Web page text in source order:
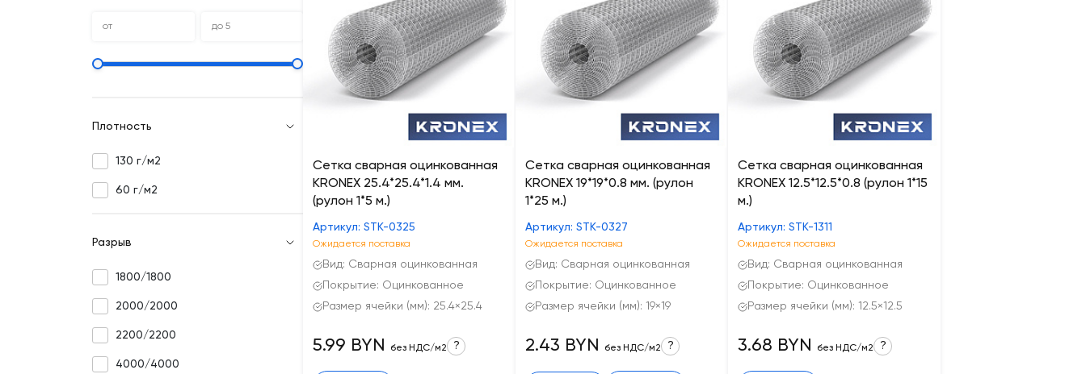
Плотность
130 г/м2
60 г/м2
Разрыв
1800/1800
2000/2000
2200/2200
4000/4000
Сетка сварная оцинкованная
KRONEX 25.4*25.4*1.4 мм.
(рулон 1*5 м.)
Артикул: STK-0325
Ожидается поставка
Вид: Сварная оцинкованная
Покрытие: Оцинкованное
Размер ячейки (мм): 25.4×25.4
5.99 BYN без НДС/м2 ?
Сетка сварная оцинкованная
KRONEX 19*19*0.8 мм. (рулон
1*25 м.)
Артикул: STK-0327
Ожидается поставка
Вид: Сварная оцинкованная
Покрытие: Оцинкованное
Размер ячейки (мм): 19×19
2.43 BYN без НДС/м2 ?
Сетка сварная оцинкованная
KRONEX 12.5*12.5*0.8 (рулон 1*15
м.)
Артикул: STK-1311
Ожидается поставка
Вид: Сварная оцинкованная
Покрытие: Оцинкованное
Размер ячейки (мм): 12.5×12.5
3.68 BYN без НДС/м2 ?